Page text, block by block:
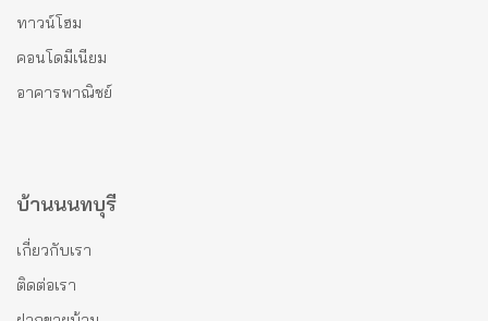
ทาวน์โฮม
คอนโดมีเนียม
อาคารพาณิชย์
บ้านนนทบุรี
เกี่ยวกับเรา
ติดต่อเรา